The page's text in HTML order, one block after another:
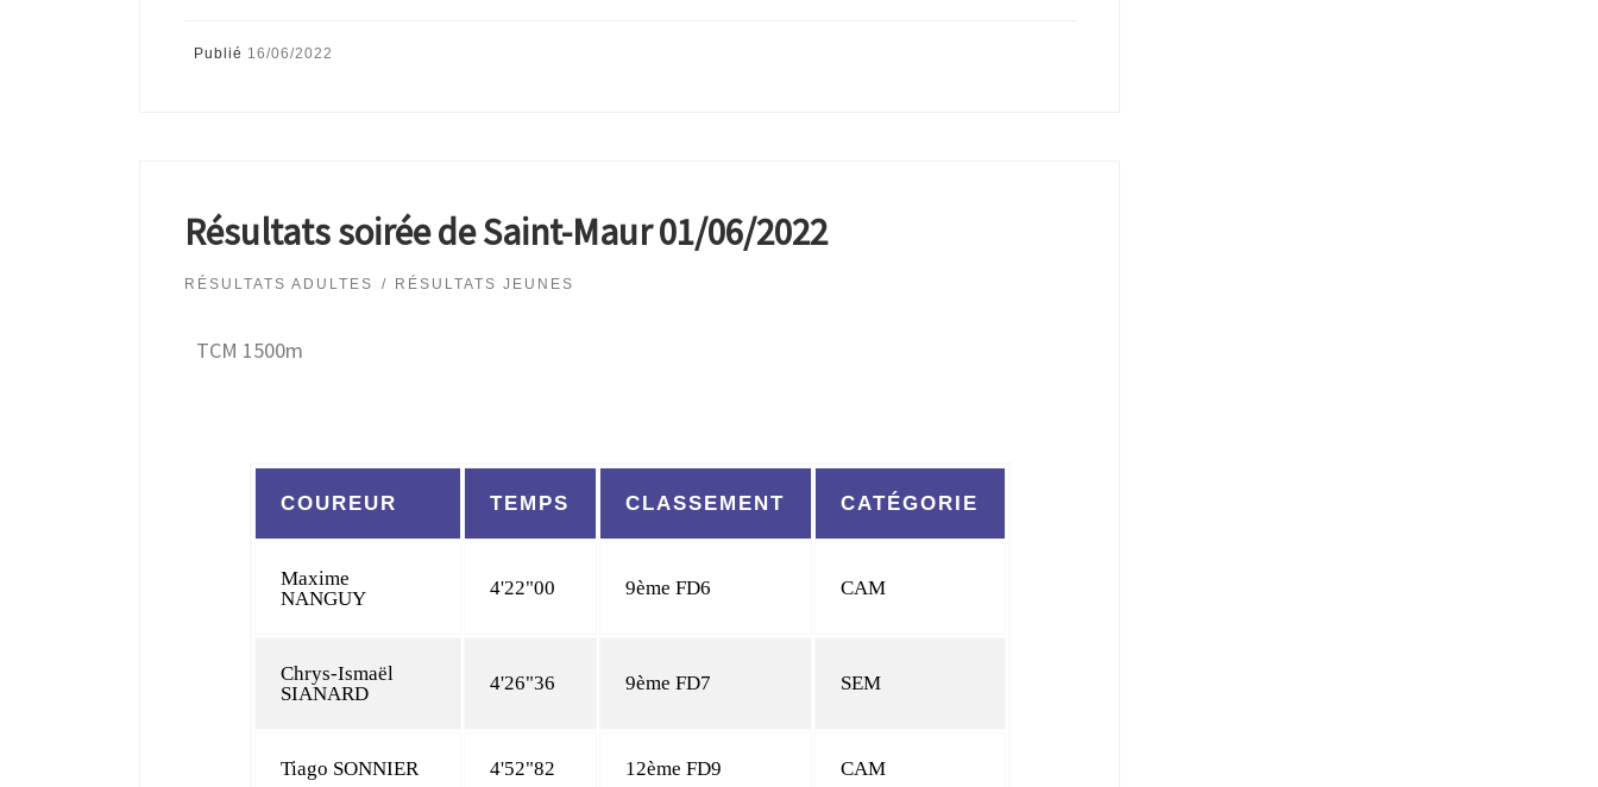
Publié 16/06/2022
Résultats soirée de Saint-Maur 01/06/2022
RÉSULTATS ADULTES RÉSULTATS JEUNES
TCM 1500m
COUREUR TEMPS CLASSEMENT CATÉGORIE
Maxime
NANGUY
4'22"00 9ème FD6 CAM
Chrys-Ismaël
SIANARD
4'26"36 9ème FD7 SEM
Tiago SONNIER 4'52"82 12ème FD9 CAM